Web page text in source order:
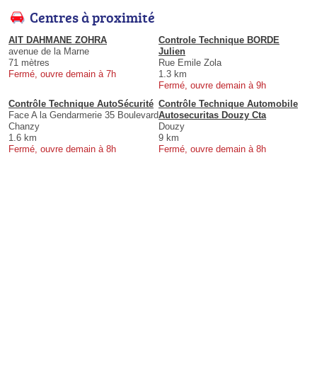
Centres à proximité
AIT DAHMANE ZOHRA
avenue de la Marne
71 mètres
Fermé, ouvre demain à 7h
Controle Technique BORDE
Julien
Rue Emile Zola
1.3 km
Fermé, ouvre demain à 9h
Contrôle Technique AutoSécurité
Face A la Gendarmerie 35 Boulevard
Chanzy
1.6 km
Fermé, ouvre demain à 8h
Contrôle Technique Automobile
Autosecuritas Douzy Cta
Douzy
9 km
Fermé, ouvre demain à 8h